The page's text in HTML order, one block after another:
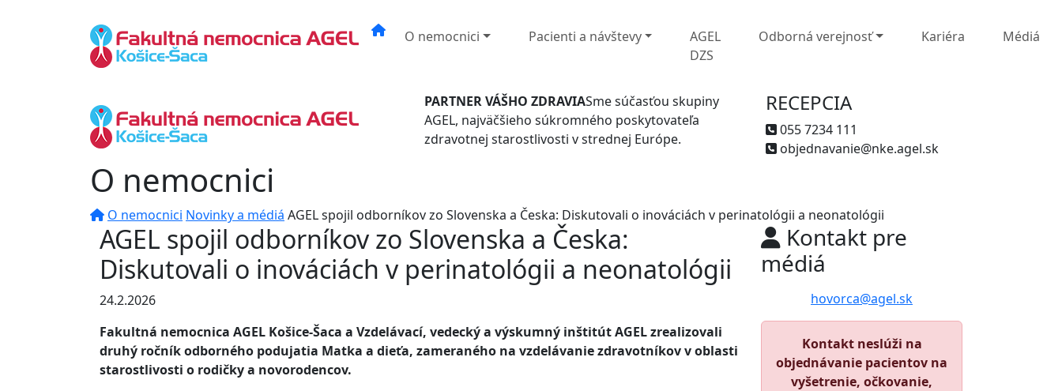
O nemocnici Pacienti a návštevy
AGEL
DZS
Odborná verejnosť Kariéra Médiá
PARTNER VÁŠHO ZDRAVIASme súčasťou skupiny
AGEL, najväčšieho súkromného poskytovateľa
zdravotnej starostlivosti v strednej Európe.
RECEPCIA
055 7234 111
objednavanie@nke.agel.sk
O nemocnici
O nemocnici Novinky a médiá AGEL spojil odborníkov zo Slovenska a Česka: Diskutovali o inováciách v perinatológii a neonatológii
AGEL spojil odborníkov zo Slovenska a Česka:
Diskutovali o inováciách v perinatológii a neonatológii
24.2.2026
Fakultná nemocnica AGEL Košice-Šaca a Vzdelávací, vedecký a výskumný inštitút AGEL zrealizovali
druhý ročník odborného podujatia Matka a dieťa, zameraného na vzdelávanie zdravotníkov v oblasti
starostlivosti o rodičky a novorodencov.
Kontakt pre
médiá
hovorca@agel.sk
Kontakt neslúži na
objednávanie pacientov na
vyšetrenie, očkovanie,